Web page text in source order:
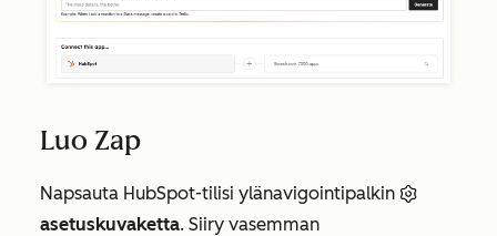
Luo Zap
Napsauta HubSpot-tilisi ylänavigointipalkin
asetuskuvaketta. Siiry vasemman